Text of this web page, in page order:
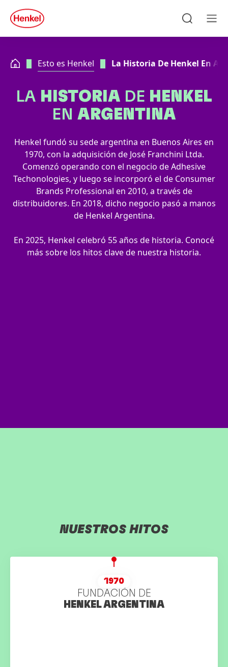
Skip to main content
Skip to footer
quick
search
Esto es Henkel La Historia De Henkel En
LA HISTORIA DE HENKEL
EN ARGENTINA
Henkel fundó su sede argentina en Buenos Aires en
1970, con la adquisición de José Franchini Ltda.
Comenzó operando con el negocio de Adhesive
Techonologies, y luego se incorporó el de Consumer
Brands Professional en 2010, a través de
distribuidores. En 2018, dicho negocio pasó a manos
de Henkel Argentina.
En 2025, Henkel celebró 55 años de historia. Conocé
más sobre los hitos clave de nuestra historia.
NUESTROS HITOS
1970
FUNDACIÓN DE
HENKEL ARGENTINA